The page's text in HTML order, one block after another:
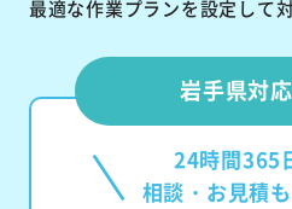
最適な作業プランを設定して対
岩手県対
24時間365
相談・お見積